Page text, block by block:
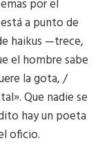
por el
a punto de
haikus —trece,
el hombre sabe
la gota, /
Que nadie se
hay un poeta
oficio.